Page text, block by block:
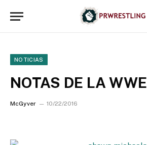
NOTICIAS
NOTAS DE LA WWE
McGyver 10/22/2016